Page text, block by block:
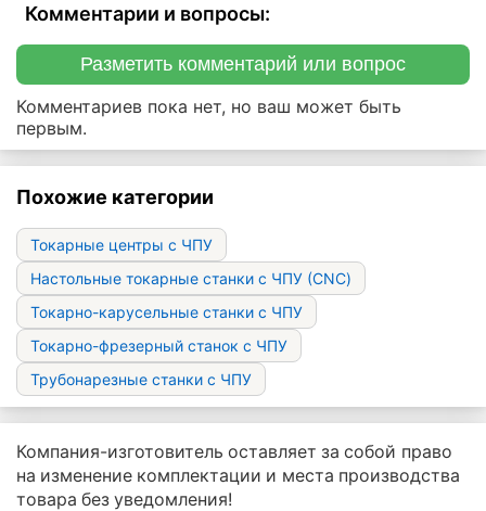
Комментарии и вопросы:
Разметить комментарий или вопрос
Комментариев пока нет, но ваш может быть
первым.
Похожие категории
Токарные центры с ЧПУ
Настольные токарные станки с ЧПУ (CNC)
Токарно-карусельные станки с ЧПУ
Токарно-фрезерный станок с ЧПУ
Трубонарезные станки с ЧПУ
Компания-изготовитель оставляет за собой право
на изменение комплектации и места производства
товара без уведомления!